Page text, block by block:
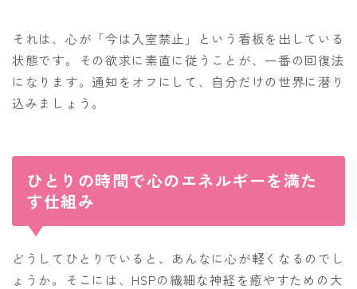
それは、心が「今は入室禁止」という看板を出している
状態です。その欲求に素直に従うことが、一番の回復法
になります。通知をオフにして、自分だけの世界に潜り
込みましょう。
ひとりの時間で心のエネルギーを満た
す仕組み
どうしてひとりでいると、あんなに心が軽くなるのでし
ょうか。そこには、HSPの繊細な神経を癒やすための大